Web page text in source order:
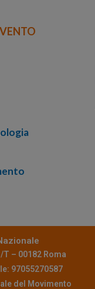
T – 00182 Roma
97055270587
del Movimento